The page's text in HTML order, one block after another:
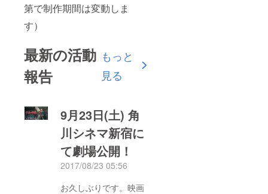
第で制作期間は変動しま
す）
最新の活動
報告
もっと
見る
9月23日(土) 角
川シネマ新宿に
て劇場公開！
2017/08/23 05:56
お久しぶりです。映画